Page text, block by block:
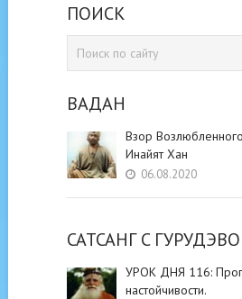
ПОИСК
ВАДАН
Взор
Инайят Хан
06.08.2020
САТСАНГ C
УРОК ДНЯ 116:
настойчивости.